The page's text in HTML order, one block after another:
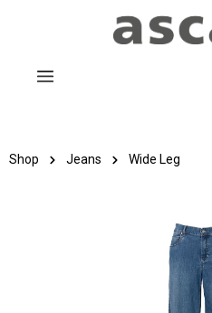
Zum Hauptinhalt springen
Shop Jeans Wide Leg